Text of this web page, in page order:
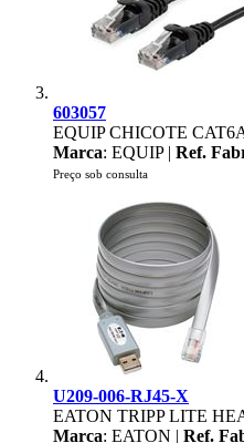
603057
EQUIP CHICOTE
Marca: EQUIP | Ref.
Preço sob consulta
U209-006-RJ45-X
EATON TRIPP LITE
Marca: EATON | Ref.